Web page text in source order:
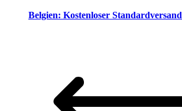
Belgien: Kostenloser Standardversand